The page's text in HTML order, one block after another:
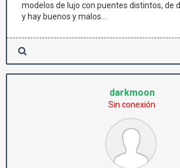
modelos de lujo con puentes distintos, de
y hay buenos y malos...
darkmoon
Sin conexión